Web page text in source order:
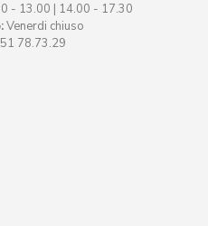
- 13.00 | 14.00 - 17.30
Venerdi chiuso
78.73.29